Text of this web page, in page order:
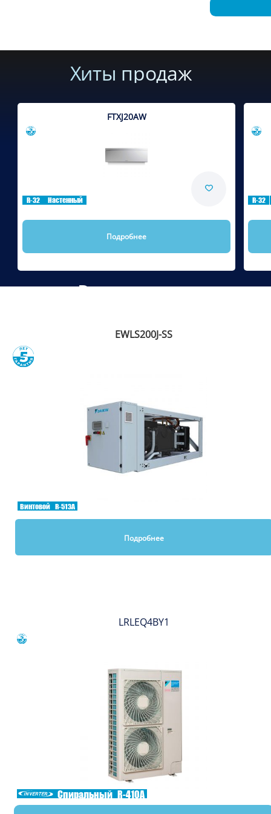
Хиты продаж
FTXJ20AW
R-32 Настенный
Подробнее
R-32
Рекомендуем
EWLS200J-SS
Винтовой R-513A
Подробнее
LRLEQ4BY1
Спиральный R-410A